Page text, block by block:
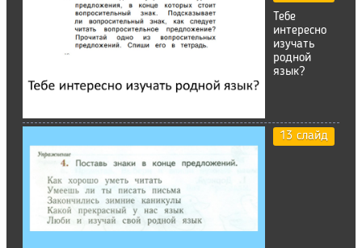
Тебе
интересно
изучать
родной
язык?
13 слайд